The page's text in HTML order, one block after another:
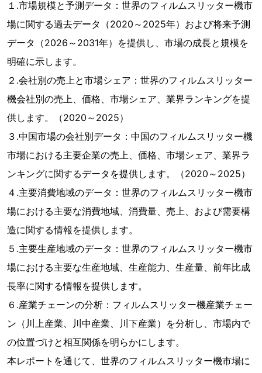
１.市場規模と予測データ：世界のフィルムスリッター機市
場に関する過去データ（2020～2025年）および将来予測
データ（2026～2031年）を提供し、市場の成長と規模を
明確に示します。
２.会社別の売上と市場シェア：世界のフィルムスリッター
機会社別の売上、価格、市場シェア、業界ランキングを提
供します。（2020～2025）
３.中国市場の会社別データ：中国のフィルムスリッター機
市場における主要企業の売上、価格、市場シェア、業界ラ
ンキングに関するデータを提供します。（2020～2025）
４.主要消費地域のデータ：世界のフィルムスリッター機市
場における主要な消費地域、消費量、売上、および需要構
造に関する情報を提供します。
５.主要生産地域のデータ：世界のフィルムスリッター機市
場における主要な生産地域、生産能力、生産量、前年比成
長率に関する情報を提供します。
６.産業チェーンの分析：フィルムスリッター機産業チェー
ン（川上産業、川中産業、川下産業）を分析し、市場内で
の位置づけと相互関係を明らかにします。
本レポートを通じて、世界のフィルムスリッター機市場に